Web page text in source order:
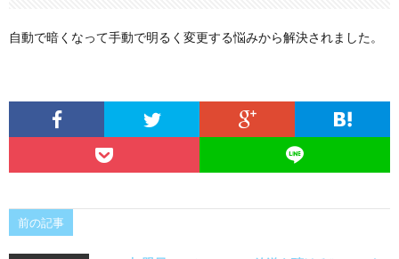
自動で暗くなって手動で明るく変更する悩みから解決されました。
前の記事